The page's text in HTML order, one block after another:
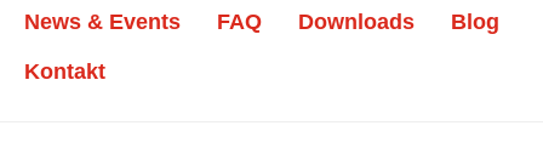
News & Events FAQ Downloads Blog
Kontakt